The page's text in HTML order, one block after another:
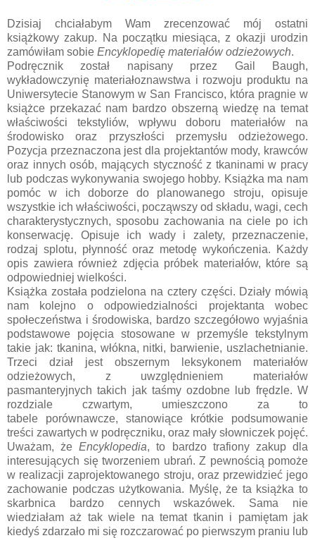
Dzisiaj chciałabym Wam zrecenzować mój ostatni
książkowy zakup. Na początku miesiąca, z okazji urodzin
zamówiłam sobie Encyklopedię materiałów odzieżowych.
Podręcznik został napisany przez Gail Baugh,
wykładowczynię materiałoznawstwa i rozwoju produktu na
Uniwersytecie Stanowym w San Francisco, która pragnie w
książce przekazać nam bardzo obszerną wiedzę na temat
właściwości tekstyliów, wpływu doboru materiałów na
środowisko oraz przyszłości przemysłu odzieżowego.
Pozycja przeznaczona jest dla projektantów mody, krawców
oraz innych osób, mających styczność z tkaninami w pracy
lub podczas wykonywania swojego hobby. Książka ma nam
pomóc w ich doborze do planowanego stroju, opisuje
wszystkie ich właściwości, począwszy od składu, wagi, cech
charakterystycznych, sposobu zachowania na ciele po ich
konserwację. Opisuje ich wady i zalety, przeznaczenie,
rodzaj splotu, płynność oraz metodę wykończenia. Każdy
opis zawiera również zdjęcia próbek materiałów, które są
odpowiedniej wielkości.
Książka została podzielona na cztery części. Działy mówią
nam kolejno o odpowiedzialności projektanta wobec
społeczeństwa i środowiska, bardzo szczegółowo wyjaśnia
podstawowe pojęcia stosowane w przemyśle tekstylnym
takie jak: tkanina, włókna, nitki, barwienie, uszlachetnianie.
Trzeci dział jest obszernym leksykonem materiałów
odzieżowych, z uwzględnieniem materiałów
pasmanteryjnych takich jak taśmy ozdobne lub frędzle. W
rozdziale czwartym, umieszczono za to
tabele porównawcze, stanowiące krótkie podsumowanie
treści zawartych w podręczniku, oraz mały słowniczek pojęć.
Uważam, żeEncyklopedia, to bardzo trafiony zakup dla
interesujących się tworzeniem ubrań. Z pewnością pomoże
w realizacji zaprojektowanego stroju, oraz przewidzieć jego
zachowanie podczas użytkowania. Myślę, że ta książka to
skarbnica bardzo cennych wskazówek. Sama nie
wiedziałam aż tak wiele na temat tkanin i pamiętam jak
kiedyś zdarzało mi się rozczarować po pierwszym praniu lub